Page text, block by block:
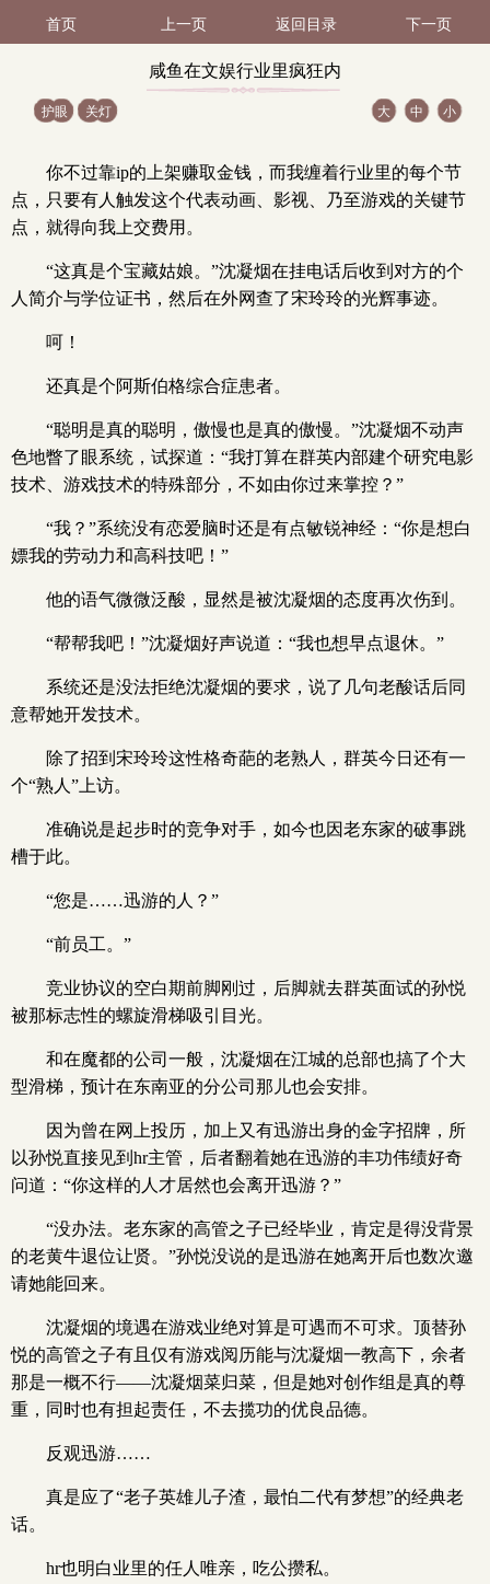
首页 上一页 返回目录 下一页
咸鱼在文娱行业里疯狂内
护眼 关灯 大 中 小
你不过靠ip的上架赚取金钱，而我缠着行业里的每个节
点，只要有人触发这个代表动画、影视、乃至游戏的关键节
点，就得向我上交费用。
“这真是个宝藏姑娘。”沈凝烟在挂电话后收到对方的个
人简介与学位证书，然后在外网查了宋玲玲的光辉事迹。
呵！
还真是个阿斯伯格综合症患者。
“聪明是真的聪明，傲慢也是真的傲慢。”沈凝烟不动声
色地瞥了眼系统，试探道：“我打算在群英内部建个研究电影
技术、游戏技术的特殊部分，不如由你过来掌控？”
“我？”系统没有恋爱脑时还是有点敏锐神经：“你是想白
嫖我的劳动力和高科技吧！”
他的语气微微泛酸，显然是被沈凝烟的态度再次伤到。
“帮帮我吧！”沈凝烟好声说道：“我也想早点退休。”
系统还是没法拒绝沈凝烟的要求，说了几句老酸话后同
意帮她开发技术。
除了招到宋玲玲这性格奇葩的老熟人，群英今日还有一
个“熟人”上访。
准确说是起步时的竞争对手，如今也因老东家的破事跳
槽于此。
“您是……迅游的人？”
“前员工。”
竞业协议的空白期前脚刚过，后脚就去群英面试的孙悦
被那标志性的螺旋滑梯吸引目光。
和在魔都的公司一般，沈凝烟在江城的总部也搞了个大
型滑梯，预计在东南亚的分公司那儿也会安排。
因为曾在网上投历，加上又有迅游出身的金字招牌，所
以孙悦直接见到hr主管，后者翻着她在迅游的丰功伟绩好奇
问道：“你这样的人才居然也会离开迅游？”
“没办法。老东家的高管之子已经毕业，肯定是得没背景
的老黄牛退位让贤。”孙悦没说的是迅游在她离开后也数次邀
请她能回来。
沈凝烟的境遇在游戏业绝对算是可遇而不可求。顶替孙
悦的高管之子有且仅有游戏阅历能与沈凝烟一教高下，余者
那是一概不行——沈凝烟菜归菜，但是她对创作组是真的尊
重，同时也有担起责任，不去揽功的优良品德。
反观迅游……
真是应了“老子英雄儿子渣，最怕二代有梦想”的经典老
话。
hr也明白业里的任人唯亲，吃公攒私。